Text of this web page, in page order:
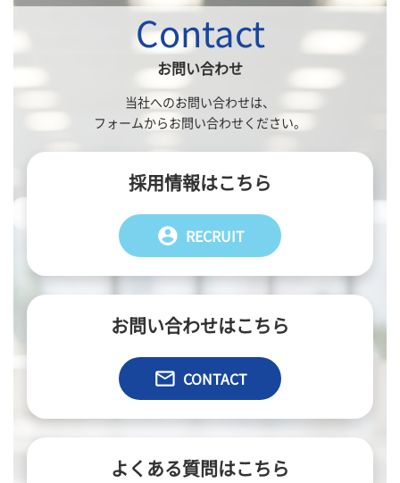
お問い合わせ
Contact
当社へのお問い合わせは、
フォームからお問い合わせください。
採用情報はこちら
account_circle RECRUIT
お問い合わせはこちら
email CONTACT
よくある質問はこちら